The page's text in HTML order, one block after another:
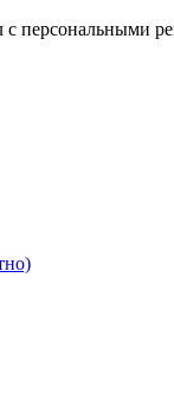
с персональными